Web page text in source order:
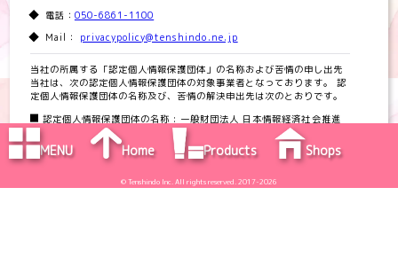
電話： 050-6861-1100
Mail： privacypolicy@tenshindo.ne.jp
当社の所属する「認定個人情報保護団体」の名称および苦情の申し出先
当社は、次の認定個人情報保護団体の対象事業者となっております。 認
定個人情報保護団体の名称及び、苦情の解決申出先は次のとおりです。
認定個人情報保護団体の名称 : 一般財団法人 日本情報経済社会推進
協会
苦情解決の連絡先 : 個人情報保護苦情相談室
住所 : 〒106-0032 東京都港区六本木一丁目９番９号 六本木ファース
トビル内
© Tenshindo Inc. All rights reserved. 2017-2026
MENU Home Products Shops
Concept News Campaigns Articles @cosme